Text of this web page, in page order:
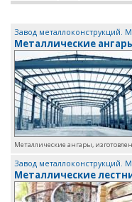
Завод металлоконструкций.
Металлические
Металлические ангары,
Завод металлоконструкций.
Металлические